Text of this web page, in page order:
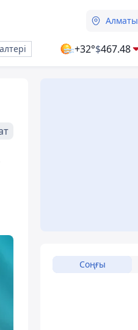
Алматы
+32°$467.48
Соңғы